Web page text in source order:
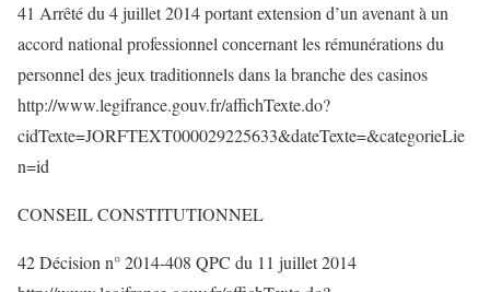
41 Arrêté du 4 juillet 2014 portant extension d’un avenant à un
accord national professionnel concernant les rémunérations du
personnel des jeux traditionnels dans la branche des casinos
http://www.legifrance.gouv.fr/affichTexte.do?
cidTexte=JORFTEXT000029225633&dateTexte=&categorieLie
n=id
CONSEIL CONSTITUTIONNEL
42 Décision n° 2014-408 QPC du 11 juillet 2014